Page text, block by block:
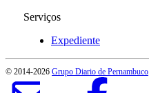
Serviços
Expediente
© 2014-2026 Grupo Diario de Pernambuco